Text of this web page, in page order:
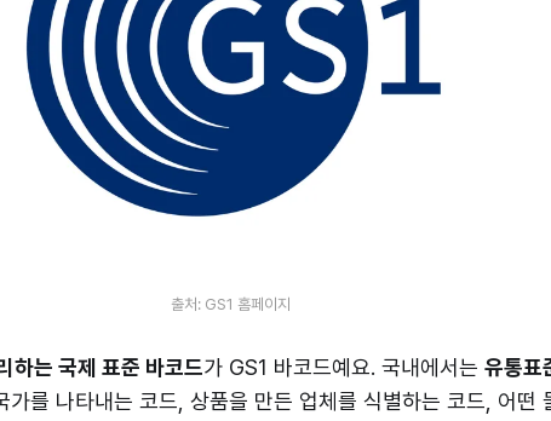
출처: GS1 홈페이지
하는 국제 표준 바코드가 GS1 바코드예요. 국내에서는 유통표
가를 나타내는 코드, 상품을 만든 업체를 식별하는 코드, 어떤